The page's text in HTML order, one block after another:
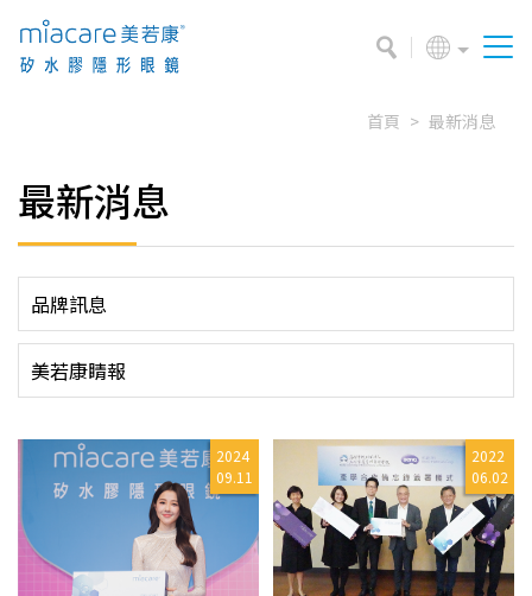
首頁 最新消息
最新消息
品牌訊息
美若康睛報
2024
09.11
2022
06.02